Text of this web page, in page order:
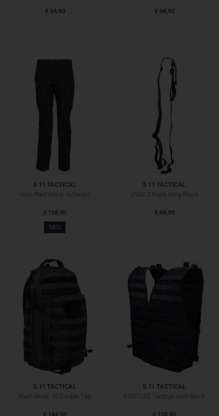
€ 64,90 € 64,90
5.11 TACTICAL
Icon Pant Black Schwarz
€ 108,90
NEU
5.11 TACTICAL
VTAC 2 Point Sling Black
€ 69,90
5.11 TACTICAL
Rush Moab 10 Double Tap
€ 144,90
5.11 TACTICAL
VTAC LBE Tactical Vest Black
€ 138,90